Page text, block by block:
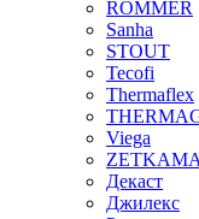
ROMMER
Sanha
STOUT
Tecofi
Thermaflex
Viega
ZETKAMA
Декаст
Джилекс